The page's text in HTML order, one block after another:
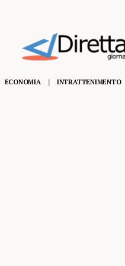
ECONOMIA INTRATTENIMENTO